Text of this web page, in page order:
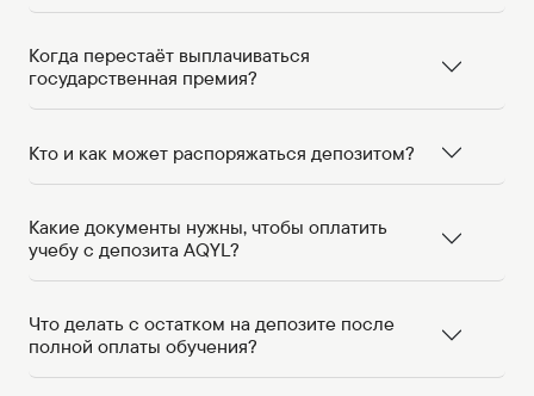
Когда перестаёт выплачиваться
государственная премия?
Кто и как может распоряжаться депозитом?
Какие документы нужны, чтобы оплатить
учебу с депозита AQYL?
Что делать с остатком на депозите после
полной оплаты обучения?